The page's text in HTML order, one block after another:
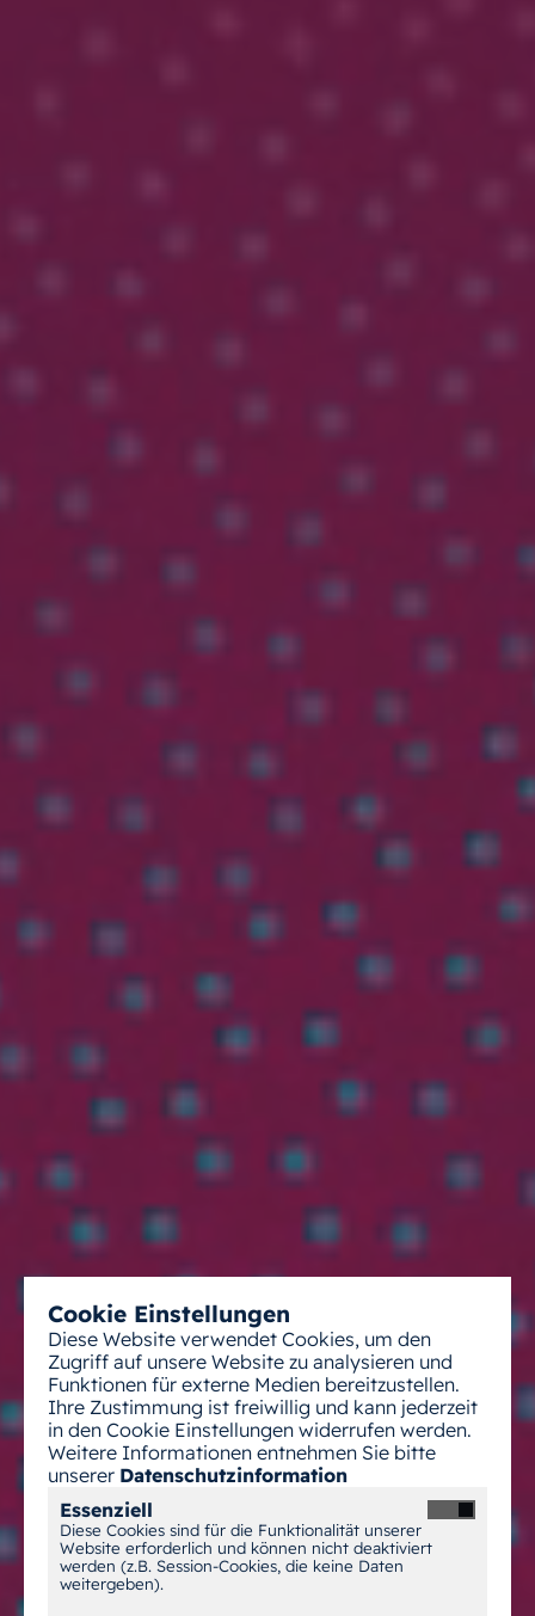
Cookie Einstellungen
Diese Website verwendet Cookies, um den
Zugriff auf unsere Website zu analysieren und
Funktionen für externe Medien bereitzustellen.
Ihre Zustimmung ist freiwillig und kann jederzeit
in den Cookie Einstellungen widerrufen werden.
Weitere Informationen entnehmen Sie bitte
unserer Datenschutzinformation
Essenziell
Diese Cookies sind für die Funktionalität unserer
Website erforderlich und können nicht deaktiviert
werden (z.B. Session-Cookies, die keine Daten
weitergeben).